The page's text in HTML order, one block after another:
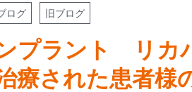
ログ 旧ブログ
プラント リカ
療された患者